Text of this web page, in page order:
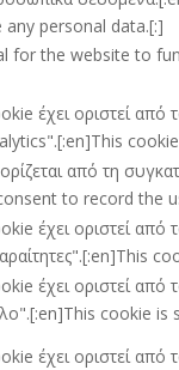
personal data.[:]
for the website to
έχει οριστεί από
από τη
to record the
έχει οριστεί
έχει οριστεί από
cookie
έχει οριστεί από